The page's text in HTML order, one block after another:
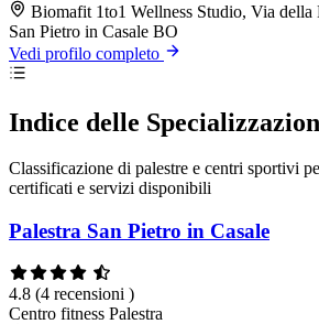
Biomafit 1to1 Wellness Studio, Via
San Pietro in Casale BO
Vedi profilo completo
Indice delle
Classificazione di palestre e centri sportivi
certificati e servizi disponibili
Palestra San Pietro in Casale
4.8 (4 recensioni )
Centro fitness Palestra